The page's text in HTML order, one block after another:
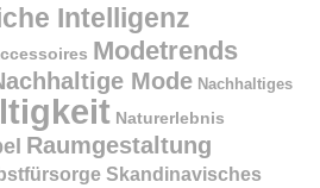
Intelligenz
Modetrends
Mode Nachhaltiges
Naturerlebnis
Raumgestaltung
Skandinavisches